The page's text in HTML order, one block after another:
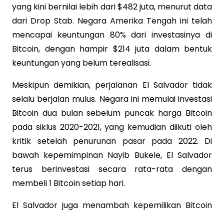
yang kini bernilai lebih dari $482 juta, menurut data
dari Drop Stab. Negara Amerika Tengah ini telah
mencapai keuntungan 80% dari investasinya di
Bitcoin, dengan hampir $214 juta dalam bentuk
keuntungan yang belum terealisasi.
Meskipun demikian, perjalanan El Salvador tidak
selalu berjalan mulus. Negara ini memulai investasi
Bitcoin dua bulan sebelum puncak harga Bitcoin
pada siklus 2020-2021, yang kemudian diikuti oleh
kritik setelah penurunan pasar pada 2022. Di
bawah kepemimpinan Nayib Bukele, El Salvador
terus berinvestasi secara rata-rata dengan
membeli 1 Bitcoin setiap hari.
El Salvador juga menambah kepemilikan Bitcoin